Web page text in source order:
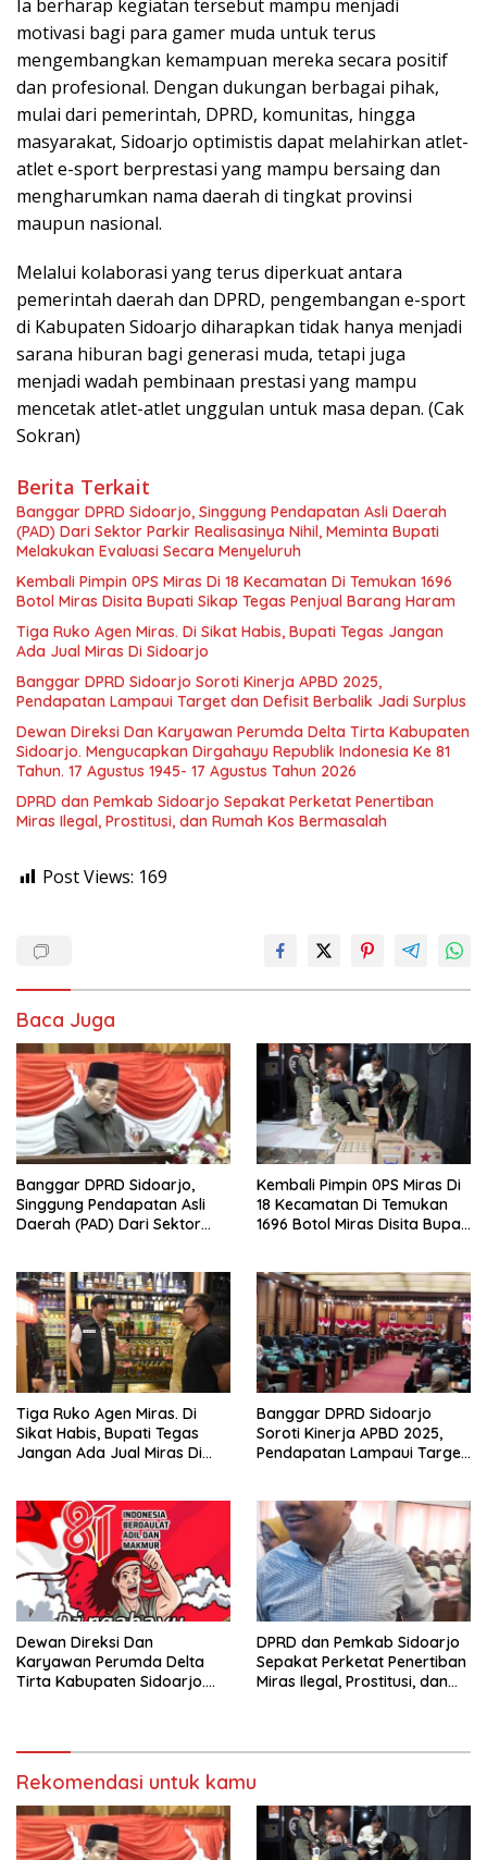
Ia berharap kegiatan tersebut mampu menjadi
motivasi bagi para gamer muda untuk terus
mengembangkan kemampuan mereka secara positif
dan profesional. Dengan dukungan berbagai pihak,
mulai dari pemerintah, DPRD, komunitas, hingga
masyarakat, Sidoarjo optimistis dapat melahirkan atlet-
atlet e-sport berprestasi yang mampu bersaing dan
mengharumkan nama daerah di tingkat provinsi
maupun nasional.
Melalui kolaborasi yang terus diperkuat antara
pemerintah daerah dan DPRD, pengembangan e-sport
di Kabupaten Sidoarjo diharapkan tidak hanya menjadi
sarana hiburan bagi generasi muda, tetapi juga
menjadi wadah pembinaan prestasi yang mampu
mencetak atlet-atlet unggulan untuk masa depan. (Cak
Sokran)
Berita Terkait
Banggar DPRD Sidoarjo, Singgung Pendapatan Asli Daerah
(PAD) Dari Sektor Parkir Realisasinya Nihil, Meminta Bupati
Melakukan Evaluasi Secara Menyeluruh
Kembali Pimpin 0PS Miras Di 18 Kecamatan Di Temukan 1696
Botol Miras Disita Bupati Sikap Tegas Penjual Barang Haram
Tiga Ruko Agen Miras. Di Sikat Habis, Bupati Tegas Jangan
Ada Jual Miras Di Sidoarjo
Banggar DPRD Sidoarjo Soroti Kinerja APBD 2025,
Pendapatan Lampaui Target dan Defisit Berbalik Jadi Surplus
Dewan Direksi Dan Karyawan Perumda Delta Tirta Kabupaten
Sidoarjo. Mengucapkan Dirgahayu Republik Indonesia Ke 81
Tahun. 17 Agustus 1945- 17 Agustus Tahun 2026
DPRD dan Pemkab Sidoarjo Sepakat Perketat Penertiban
Miras Ilegal, Prostitusi, dan Rumah Kos Bermasalah
Post Views: 169
Baca Juga
Banggar DPRD Sidoarjo,
Singgung Pendapatan Asli
Daerah (PAD) Dari Sektor
Evaluasi Secara Menyeluruh
Kembali Pimpin 0PS Miras Di
18 Kecamatan Di Temukan
1696 Botol Miras Disita Bupati
Tiga Ruko Agen Miras. Di
Sikat Habis, Bupati Tegas
Jangan Ada Jual Miras Di
Banggar DPRD Sidoarjo
Soroti Kinerja APBD 2025,
Pendapatan Lampaui Target
Dewan Direksi Dan
Karyawan Perumda Delta
Tirta Kabupaten Sidoarjo.
Agustus Tahun 2026
DPRD dan Pemkab Sidoarjo
Sepakat Perketat Penertiban
Miras Ilegal, Prostitusi, dan
Rekomendasi untuk kamu